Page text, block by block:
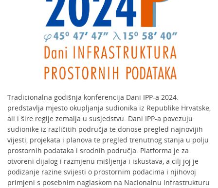
Tradicionalna godišnja konferencija Dani IPP-a 2024.
predstavlja mjesto okupljanja sudionika iz Republike Hrvatske,
ali i šire regije zemalja u susjedstvu. Dani IPP-a povezuju
sudionike iz različitih područja te donose pregled najnovijih
vijesti, projekata i planova te pregled trenutnog stanja u polju
prostornih podataka i srodnih područja. Platforma je za
otvoreni dijalog i razmjenu mišljenja i iskustava, a cilj joj je
podizanje razine svijesti o prostornim podacima i njihovoj
primjeni s posebnim naglaskom na Nacionalnu infrastrukturu